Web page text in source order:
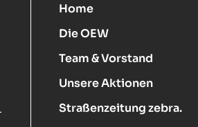
Home
Die OEW
Team & Vorstand
Unsere Aktionen
Straßenzeitung zebra.